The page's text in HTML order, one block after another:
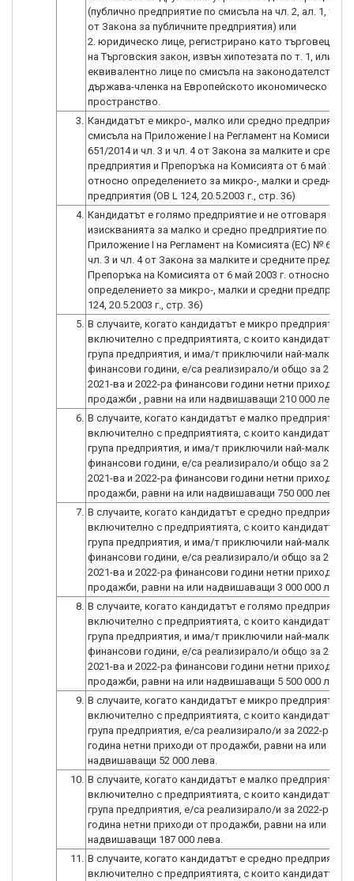
(публично предприятие по смисъла на чл. 2, ал. 1, т. 1
от Закона за публичните предприятия) или
2. юридическо лице, регистрирано като търговец по
на Търговския закон, извън хипотезата по т. 1, или
еквивалентно лице по смисъла на
държава-членка на Европейското икономическо
пространство.
3. Кандидатът е микро-, малко или средно предприятие
смисъла на Приложение I на Регламент на Комисията
651/2014 и чл. 3 и чл. 4 от Закона за малките и
предприятия и Препоръка на Комисията от 6 май 2003
относно определението за микро-, малки и средни
предприятия (ОВ L 124, 20.5.2003 г., стр. 36)
4. Кандидатът е голямо предприятие и не отговаря на
изискванията за малко и средно предприятие по
Приложение I на Регламент на Комисията (ЕС) № 651/
чл. 3 и чл. 4 от Закона за малките и средните
Препоръка на Комисията от 6 май 2003 г. относно
определението за микро-, малки и средни
124, 20.5.2003 г., стр. 36)
5. В случаите, когато кандидатът е микро предприятие,
включително с предприятията, с които кандидатът
група предприятия, и има/т приключили най-малко
финансови години, е/са реализирало/и общо за 2020 -
2021-ва и 2022-ра финансови години нетни приходи от
продажби , равни на или надвишаващи 210 000 лева.
6. В случаите, когато кандидатът е малко предприятие,
включително с предприятията, с които кандидатът
група предприятия, и има/т приключили най-малко
финансови години, е/са реализирало/и общо за 2020 -
2021-ва и 2022-ра финансови години нетни приходи от
продажби, равни на или надвишаващи 750 000 лева.
7. В случаите, когато кандидатът е средно предприятие,
включително с предприятията, с които кандидатът
група предприятия, и има/т приключили най-малко
финансови години, е/са реализирало/и общо за 2020 -
2021-ва и 2022-ра финансови години нетни приходи от
продажби, равни на или надвишаващи 3 000 000 лева.
8. В случаите, когато кандидатът е голямо предприятие,
включително с предприятията, с които кандидатът
група предприятия, и има/т приключили най-малко
финансови години, е/са реализирало/и общо за 2020 -
2021-ва и 2022-ра финансови години нетни приходи от
9. В случаите, когато кандидатът е микро предприятие,
включително с предприятията, с които кандидатът
група предприятия, е/са реализирало/и за 2022-ра
година нетни приходи от продажби, равни на или
надвишаващи 52 000 лева.
10. В случаите, когато кандидатът е малко предприятие,
включително с предприятията, с които кандидатът
група предприятия, е/са реализирало/и за 2022-ра
година нетни приходи от продажби, равни на или
надвишаващи 187 000 лева.
11. В случаите, когато кандидатът е средно предприятие,
включително с предприятията, с които кандидатът